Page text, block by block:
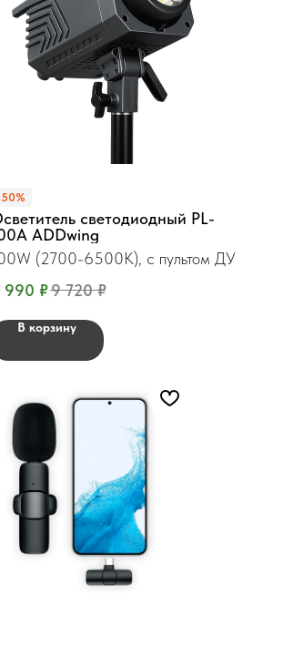
светодиодный PL-
ADDwing
(2700-6500К), с пультом ДУ
990 ₽9 720 ₽
В корзину